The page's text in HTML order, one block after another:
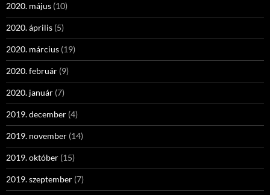
2020. május (10)
2020. április (5)
2020. március (19)
2020. február (9)
2020. január (7)
2019. december (4)
2019. november (14)
2019. október (15)
2019. szeptember (7)